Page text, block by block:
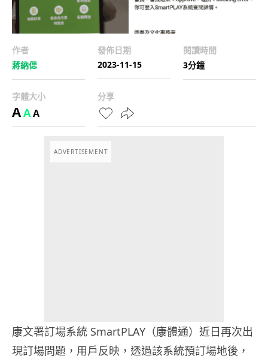
作者
蔣納偲
發佈日期
2023-11-15
閱讀時間
3分鐘
字體大小
AAA
分享
ADVERTISEMENT
康文署訂場系統 SmartPLAY（康體通）近日再次出
現訂場問題，用戶反映，透過該系統預訂場地後，